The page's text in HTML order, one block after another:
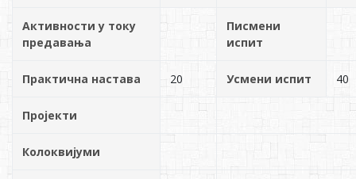
Активности у току
предавања
Писмени
испит
Практична настава 20 Усмени испит 40
Пројекти
Колоквијуми